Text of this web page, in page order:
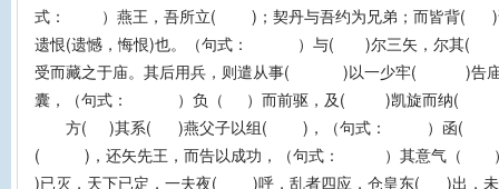
式： ）燕王，吾所立( )；契丹与吾约为兄弟；而皆背( )
遗恨(遗憾，悔恨)也。（句式： ）与( )尔三矢，尔其
受而藏之于庙。其后用兵，则遣从事( )以一少牢( )告
囊，（句式： ）负（ ）而前驱，及( )凯旋而纳( )
方( )其系( )燕父子以组( )，（句式： ）函( )梁
( )，还矢先王，而告以成功，（句式： ）其意气（
)已灭，天下已定，一夫夜( )呼，乱者四应，仓皇东( )出，未